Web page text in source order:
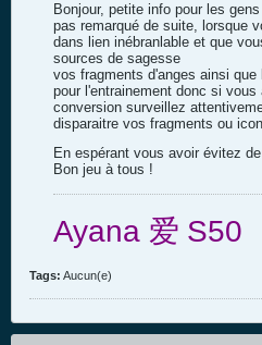
Bonjour, petite info pour les
pas remarqué de suite, lorsque
dans lien inébranlable et que
sources de sagesse
vos fragments d'anges ainsi
pour l'entrainement donc si
conversion surveillez
disparaitre vos fragments ou
En espérant vous avoir évitez
Bon jeu à tous !
Ayana 爱 S50
Tags: Aucun(e)